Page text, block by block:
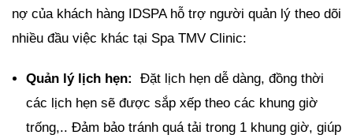
nợ của khách hàng IDSPA hỗ trợ người quản lý theo dõi
nhiều đầu việc khác tại Spa TMV Clinic:
Quản lý lịch hẹn:
Đặt lịch hẹn dễ dàng, đồng thời
các lịch hẹn sẽ được sắp xếp theo các khung giờ
trống,.. Đảm bảo tránh quá tải trong 1 khung giờ, giúp